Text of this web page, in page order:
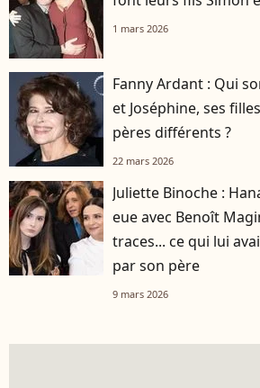
1 mars 2026
Fanny Ardant : Qui
et Joséphine, ses
pères différents ?
22 mars 2026
Juliette Binoche :
eue avec Benoît
traces... ce qui lui
par son père
9 mars 2026